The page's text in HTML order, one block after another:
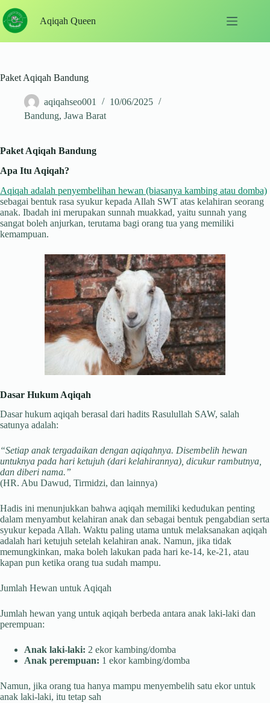
to
content
Aqiqah Queen
Paket Aqiqah Bandung
aqiqahseo001
10/06/2025
Bandung, Jawa Barat
Paket Aqiqah Bandung
Apa Itu Aqiqah?
Aqiqah adalah penyembelihan hewan (biasanya kambing atau domba)
sebagai bentuk rasa syukur kepada Allah SWT atas kelahiran seorang
anak. Ibadah ini merupakan sunnah muakkad, yaitu sunnah yang
sangat boleh anjurkan, terutama bagi orang tua yang memiliki
kemampuan.
Dasar Hukum Aqiqah
Dasar hukum aqiqah berasal dari hadits Rasulullah SAW, salah
satunya adalah:
“Setiap anak tergadaikan dengan aqiqahnya. Disembelih hewan
untuknya pada hari ketujuh (dari kelahirannya), dicukur rambutnya,
dan diberi nama.”
(HR. Abu Dawud, Tirmidzi, dan lainnya)
Hadis ini menunjukkan bahwa aqiqah memiliki kedudukan penting
dalam menyambut kelahiran anak dan sebagai bentuk pengabdian serta
syukur kepada Allah. Waktu paling utama untuk melaksanakan aqiqah
adalah hari ketujuh setelah kelahiran anak. Namun, jika tidak
memungkinkan, maka boleh lakukan pada hari ke-14, ke-21, atau
kapan pun ketika orang tua sudah mampu.
Jumlah Hewan untuk Aqiqah
Jumlah hewan yang untuk aqiqah berbeda antara anak laki-laki dan
perempuan:
Anak laki-laki: 2 ekor kambing/domba
Anak perempuan: 1 ekor kambing/domba
Namun, jika orang tua hanya mampu menyembelih satu ekor untuk
anak laki-laki, itu tetap sah